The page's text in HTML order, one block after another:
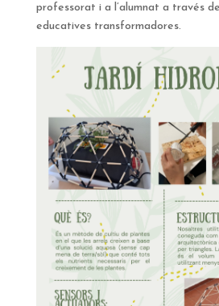
professorat i a l’alumnat a través
educatives transformadores.